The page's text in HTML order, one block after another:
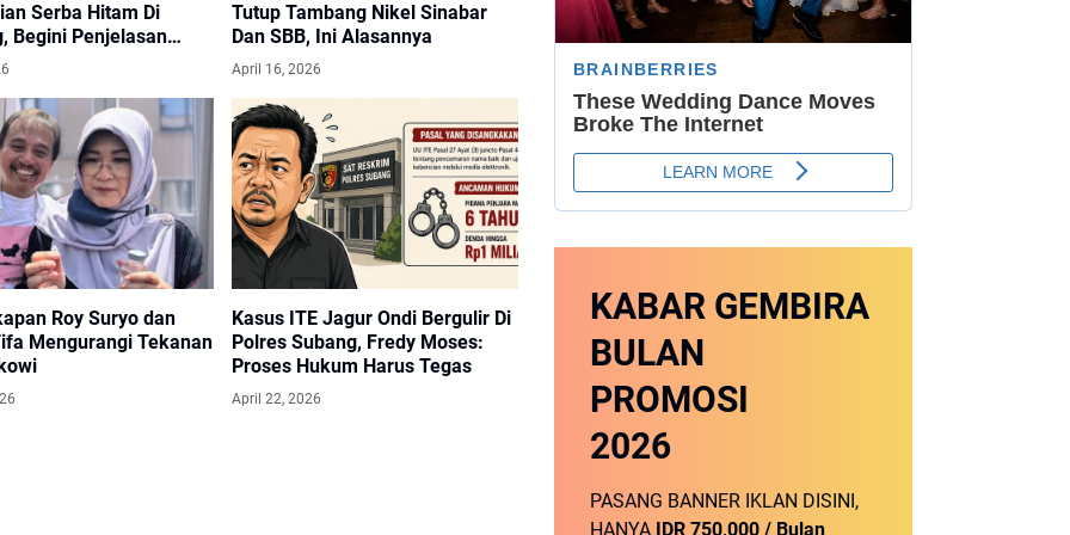
Serba Hitam Di
Begini Penjelasan
Tutup Tambang Nikel Sinabar
Dan SBB, Ini Alasannya
April 16, 2026
Roy Suryo dan
Mengurangi Tekanan
Kasus ITE Jagur Ondi Bergulir Di
Polres Subang, Fredy Moses:
Proses Hukum Harus Tegas
April 22, 2026
KABAR GEMBIRA
BULAN
PROMOSI
2026
PASANG BANNER IKLAN DISINI,
HANYA IDR 750,000 / Bulan